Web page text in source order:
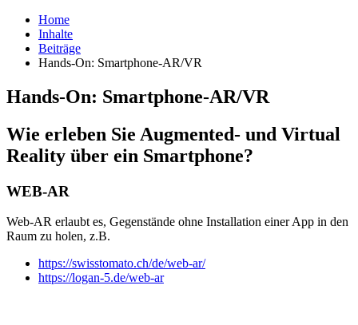
Home
Inhalte
Beiträge
Hands-On: Smartphone-AR/VR
Hands-On: Smartphone-AR/VR
Wie erleben Sie Augmented- und Virtual
Reality über ein Smartphone?
WEB-AR
Web-AR erlaubt es, Gegenstände ohne Installation einer App in den
Raum zu holen, z.B.
https://swisstomato.ch/de/web-ar/
https://logan-5.de/web-ar